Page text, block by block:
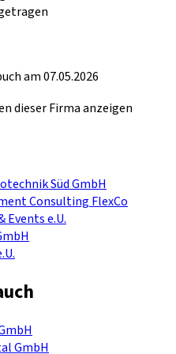
am 07.05.2026
dieser Firma anzeigen
Süd GmbH
Consulting FlexCo
Events e.U.
GmbH